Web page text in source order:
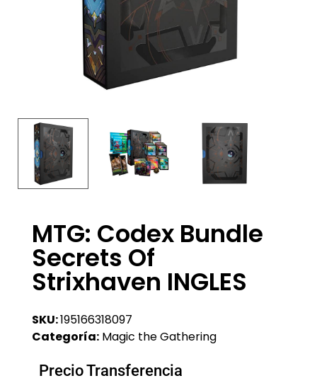
MTG: Codex Bundle
Secrets Of
Strixhaven INGLES
SKU:195166318097
Categoría: Magic the Gathering
Precio Transferencia